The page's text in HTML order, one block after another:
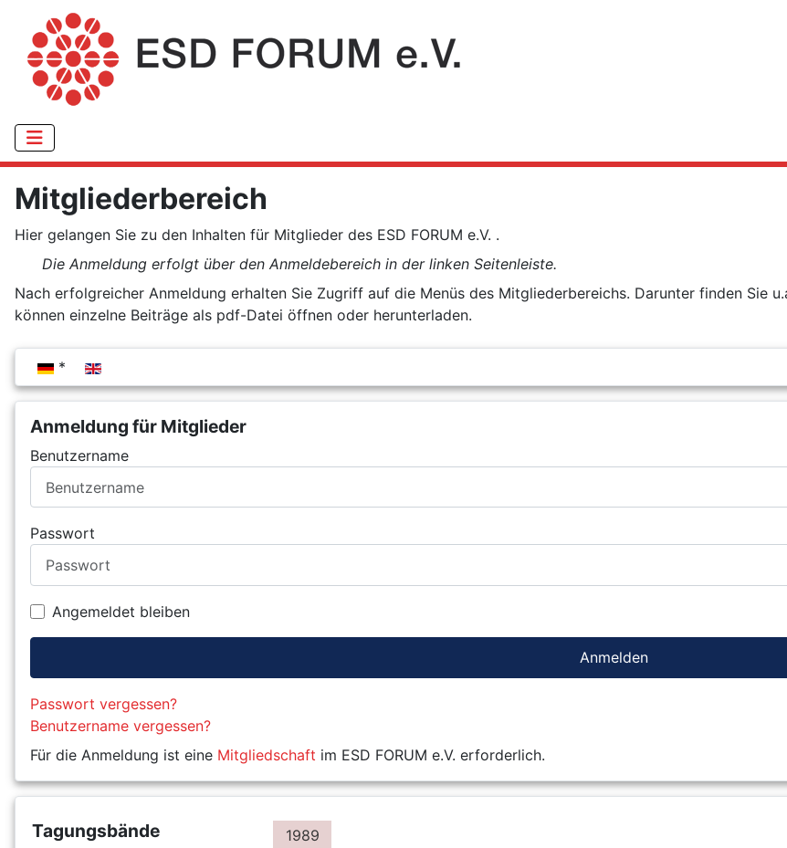
Sprache auswählen
Anmeldung für Mitglieder
Benutzername
Passwort
Angemeldet bleiben
Anmelden
Passwort vergessen?
Benutzername vergessen?
Für die Anmeldung ist eine Mitgliedschaft im ESD FORUM e.V. erforderlich.
Tagungsbände
1989
Mitgliederbereich
Hier gelangen Sie zu den Inhalten für Mitglieder des ESD FORUM e.V. .
Die Anmeldung erfolgt über den Anmeldebereich in der linken Seitenleiste.
Nach erfolgreicher Anmeldung erhalten Sie Zugriff auf die Menüs des Mitgliederbereichs. Darunter finden Sie
können einzelne Beiträge als pdf-Datei öffnen oder herunterladen.